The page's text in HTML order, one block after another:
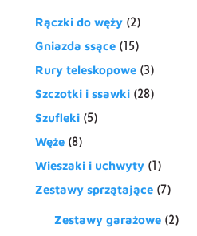
Rączki do węży (2)
Gniazda ssące (15)
Rury teleskopowe (3)
Szczotki i ssawki (28)
Szufleki (5)
Węże (8)
Wieszaki i uchwyty (1)
Zestawy sprzątające (7)
Zestawy garażowe (2)